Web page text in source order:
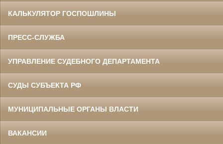
КАЛЬКУЛЯТОР ГОСПОШЛИНЫ
ПРЕСС-СЛУЖБА
УПРАВЛЕНИЕ СУДЕБНОГО ДЕПАРТАМЕНТА
СУДЫ СУБЪЕКТА РФ
МУНИЦИПАЛЬНЫЕ ОРГАНЫ ВЛАСТИ
ВАКАНСИИ